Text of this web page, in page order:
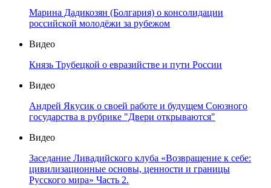
Марина Дадикозян (Болгария) о консолидации
российской молодёжи за рубежом
Видео
Князь Трубецкой о евразийстве и пути России
Видео
Андрей Якусик о своей работе и будущем Союзного
государства в рубрике "Двери открываются"
Видео
Заседание Ливадийского клуба «Возвращение к себе:
цивилизационные основы, ценности и границы
Русского мира» Часть 2.